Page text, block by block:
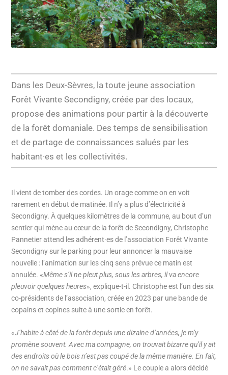
Dans les Deux-Sèvres, la toute jeune association
Forêt Vivante Secondigny, créée par des locaux,
propose des animations pour partir à la découverte
de la forêt domaniale. Des temps de sensibilisation
et de partage de connaissances salués par les
habitant·es et les collectivités.
Il vient de tomber des cordes. Un orage comme on en voit
rarement en début de matinée. Il n’y a plus d’électricité à
Secondigny. À quelques kilomètres de la commune, au bout d’un
sentier qui mène au cœur de la forêt de Secondigny, Christophe
Pannetier attend les adhérent·es de l’association Forêt Vivante
Secondigny sur le parking pour leur annoncer la mauvaise
nouvelle : l’animation sur les cinq sens prévue ce matin est
annulée. «Même s’il ne pleut plus, sous les arbres, il va encore
pleuvoir quelques heures», explique-t-il. Christophe est l’un des six
co-présidents de l’association, créée en 2023 par une bande de
copains et copines suite à une sortie en forêt.
«J’habite à côté de la forêt depuis une dizaine d’années, je m’y
promène souvent. Avec ma compagne, on trouvait bizarre qu’il y ait
des endroits où le bois n’est pas coupé de la même manière. En fait,
on ne savait pas comment c’était géré.» Le couple a alors décidé